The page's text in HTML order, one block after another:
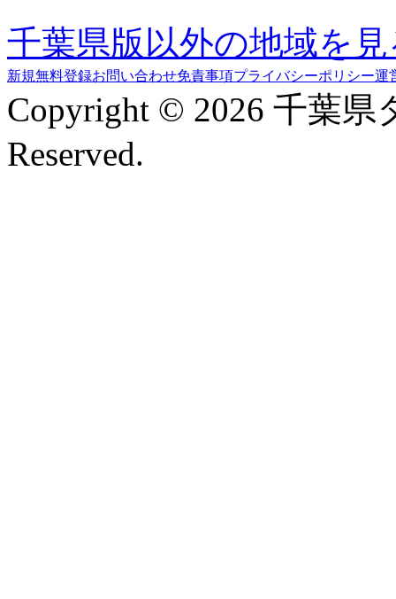
千葉県版以外の地域を
新規無料登録お問い合わせ免責事項プライバシーポリシー運
Copyright © 2026 千葉
Reserved.